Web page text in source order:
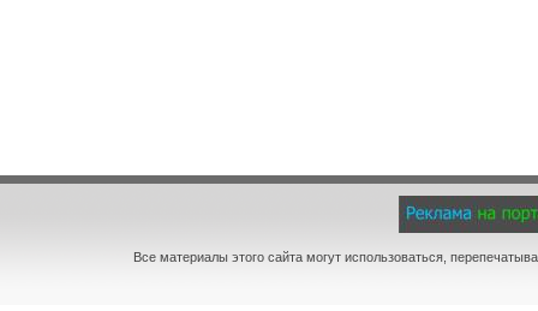
Все материалы этого сайта могут использоваться,